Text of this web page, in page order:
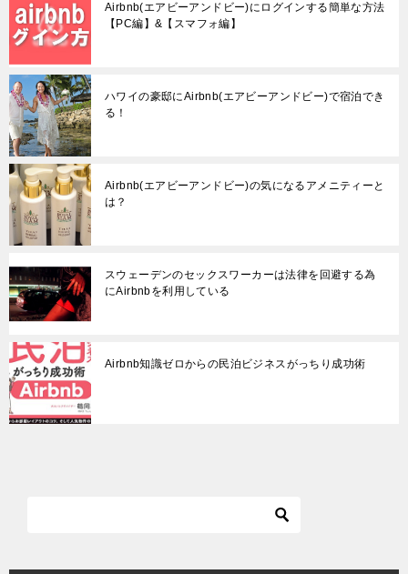
Airbnb(エアビーアンドビー)にログインする簡単な方法
【PC編】&【スマフォ編】
ハワイの豪邸にAirbnb(エアビーアンドビー)で宿泊でき
る！
Airbnb(エアビーアンドビー)の気になるアメニティーと
は？
スウェーデンのセックスワーカーは法律を回避する為
にAirbnbを利用している
Airbnb知識ゼロからの民泊ビジネスがっちり成功術